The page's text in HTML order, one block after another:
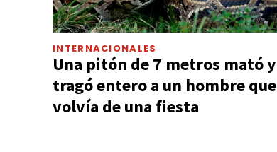
INTERNACIONALES
Una pitón de 7 metros mató y
tragó entero a un hombre que
volvía de una fiesta